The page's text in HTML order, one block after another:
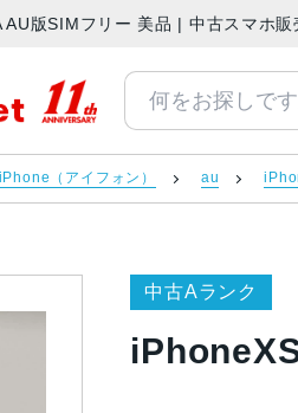
版SIMフリー 美品 | 中古スマホ販
iPhone（アイフォン） au
中古Aランク